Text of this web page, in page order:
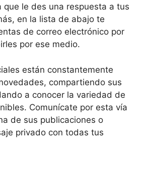
que le des una respuesta a tus
en la lista de abajo te
de correo electrónico por
por ese medio.
están constantemente
compartiendo sus
a conocer la variedad de
Comunícate por esta vía
de sus publicaciones o
privado con todas tus